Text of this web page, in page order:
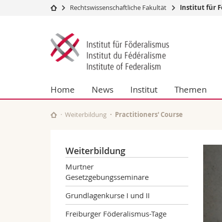
Universität
Studium
Campus
Forschung
Weiterbildung
Theologische
Fak. für
Math.-Nat. und
Interfakultär
Rechtswissenschaftliche Fakultät Institut für
Institut
für
Föderalismus
Home News Institut Themen
Weiterbildung Practitioners' Course
Weiterbildung
Murtner
Gesetzgebungsseminare
Grundlagenkurse I und II
Freiburger Föderalismus-Tage